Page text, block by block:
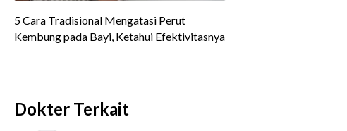
Dokter Terkait